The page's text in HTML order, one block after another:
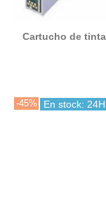
Cartucho de tinta
-45% En stock: